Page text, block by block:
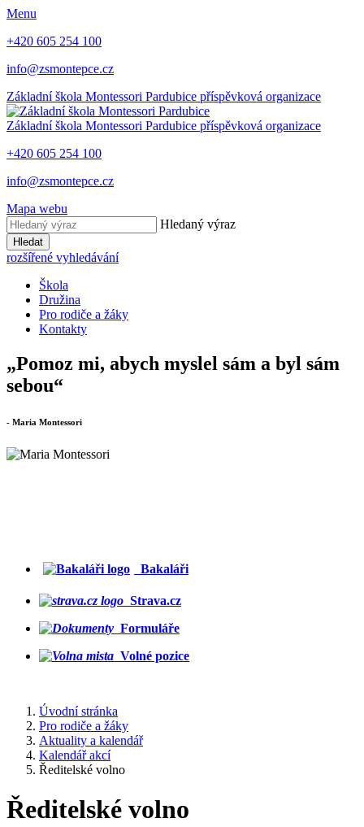
Menu
+420 605 254 100
info@zsmontepce.cz
Základní škola Montessori Pardubice příspěvková organizace
Základní škola Montessori Pardubice příspěvková organizace
+420 605 254 100
info@zsmontepce.cz
Mapa webu
Hledaný výraz
Hledat
rozšířené vyhledávání
Škola
Družina
Pro rodiče a žáky
Kontakty
„Pomoz mi, abych myslel sám a byl sám
sebou“
- Maria Montessori
Bakaláři
Strava.cz
Formuláře
Volné pozice
Úvodní stránka
Pro rodiče a žáky
Aktuality a kalendář
Kalendář akcí
Ředitelské volno
Ředitelské volno